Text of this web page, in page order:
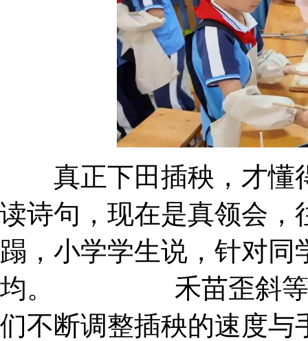
真正下田插秧，才懂
读诗句，现在是真领会，
蹋，小学学生说，针对
均。 禾苗歪斜等问
们不断调整插秧的速度与